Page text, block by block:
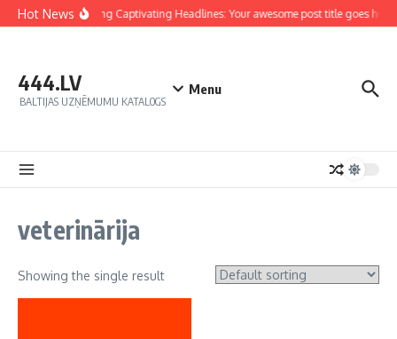
Hot NewsCrafting Captivating Headlines: Your awesome post title goes here
444.LV
BALTIJAS UZŅĒMUMU KATALOGS
Menu
veterinārija
Showing the single result